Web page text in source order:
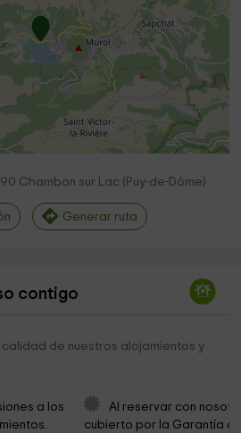
Chambon sur Lac ( Puy-de-Dôme)
Generar ruta
contigo
calidad de nuestros alojamientos y
a los
Al reservar con
cubierto por la Garantía